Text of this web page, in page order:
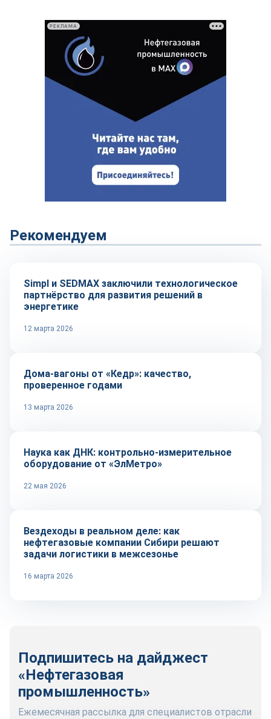
РЕКЛАМА
Рекомендуем
Технологии
Simpl и SEDMAX заключили технологическое
партнёрство для развития решений в
энергетике
12 марта 2026
Репортаж
Дома-вагоны от «Кедр»: качество,
проверенное годами
13 марта 2026
Репортаж
Наука как ДНК: контрольно-измерительное
оборудование от «ЭлМетро»
22 мая 2026
Рынок
Вездеходы в реальном деле: как
нефтегазовые компании Сибири решают
задачи логистики в межсезонье
16 марта 2026
Подпишитесь на дайджест
«Нефтегазовая
промышленность»
Ежемесячная рассылка для специалистов отрасли